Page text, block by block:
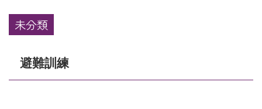
未分類
避難訓練